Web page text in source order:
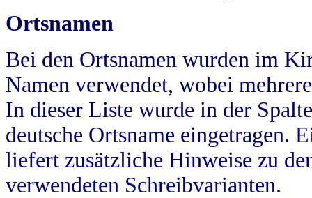
Ortsnamen
Bei den Ortsnamen wurden im
Namen verwendet, wobei
In dieser Liste wurde in der
deutsche Ortsname eingetragen.
liefert zusätzliche Hinweise zu
verwendeten Schreibvarianten.